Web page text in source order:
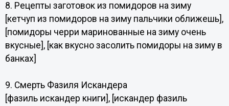
8. Рецепты заготовок из помидоров на зиму
[кетчуп из помидоров на зиму пальчики оближешь],
[помидоры черри маринованные на зиму очень
вкусные], [как вкусно засолить помидоры на зиму в
банках]
9. Смерть Фазиля Искандера
[фазиль искандер книги], [искандер фазиль